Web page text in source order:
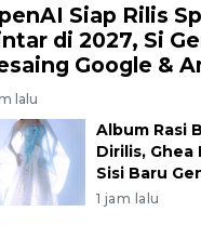
Siap Rilis
di 2027, Si
Google &
lalu
Album Rasi
Dirilis, Ghea
Sisi Baru
1 jam lalu